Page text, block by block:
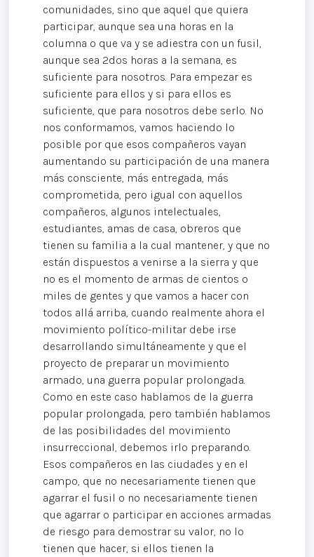
comunidades, sino que aquel que quiera
participar, aunque sea una horas en la
columna o que va y se adiestra con un fusil,
aunque sea 2dos horas a la semana, es
suficiente para nosotros. Para empezar es
suficiente para ellos y si para ellos es
suficiente, que para nosotros debe serlo. No
nos conformamos, vamos haciendo lo
posible por que esos compañeros vayan
aumentando su participación de una manera
más consciente, más entregada, más
comprometida, pero igual con aquellos
compañeros, algunos intelectuales,
estudiantes, amas de casa, obreros que
tienen su familia a la cual mantener, y que no
están dispuestos a venirse a la sierra y que
no es el momento de armas de cientos o
miles de gentes y que vamos a hacer con
todos allá arriba, cuando realmente ahora el
movimiento político-militar debe irse
desarrollando simultáneamente y que el
proyecto de preparar un movimiento
armado, una guerra popular prolongada.
Como en este caso hablamos de la guerra
popular prolongada, pero también hablamos
de las posibilidades del movimiento
insurreccional, debemos irlo preparando.
Esos compañeros en las ciudades y en el
campo, que no necesariamente tienen que
agarrar el fusil o no necesariamente tienen
que agarrar o participar en acciones armadas
de riesgo para demostrar su valor, no lo
tienen que hacer, si ellos tienen la